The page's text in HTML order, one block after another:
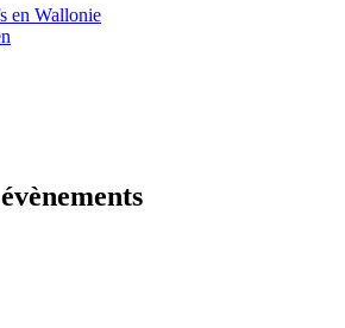
en Wallonie